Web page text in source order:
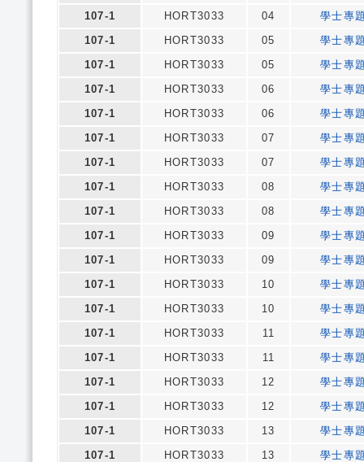
107-1 HORT3033 04
學士專
107-1
HORT3033 05
學士專
107-1
HORT3033 05
學士專
107-1
HORT3033 06
學士專
107-1
HORT3033 06
學士專
107-1
HORT3033 07
學士專
107-1
HORT3033 07
學士專
107-1
HORT3033 08
學士專
107-1
HORT3033 08
學士專
107-1
HORT3033 09
學士專
107-1
HORT3033 09
學士專
107-1
HORT3033 10
學士專
107-1
HORT3033 10
學士專
107-1
HORT3033 11
學士專
107-1
HORT3033 11
學士專
107-1
HORT3033 12
學士專
107-1
HORT3033 12
學士專
107-1
HORT3033 13
學士專
107-1
HORT3033 13
學士專